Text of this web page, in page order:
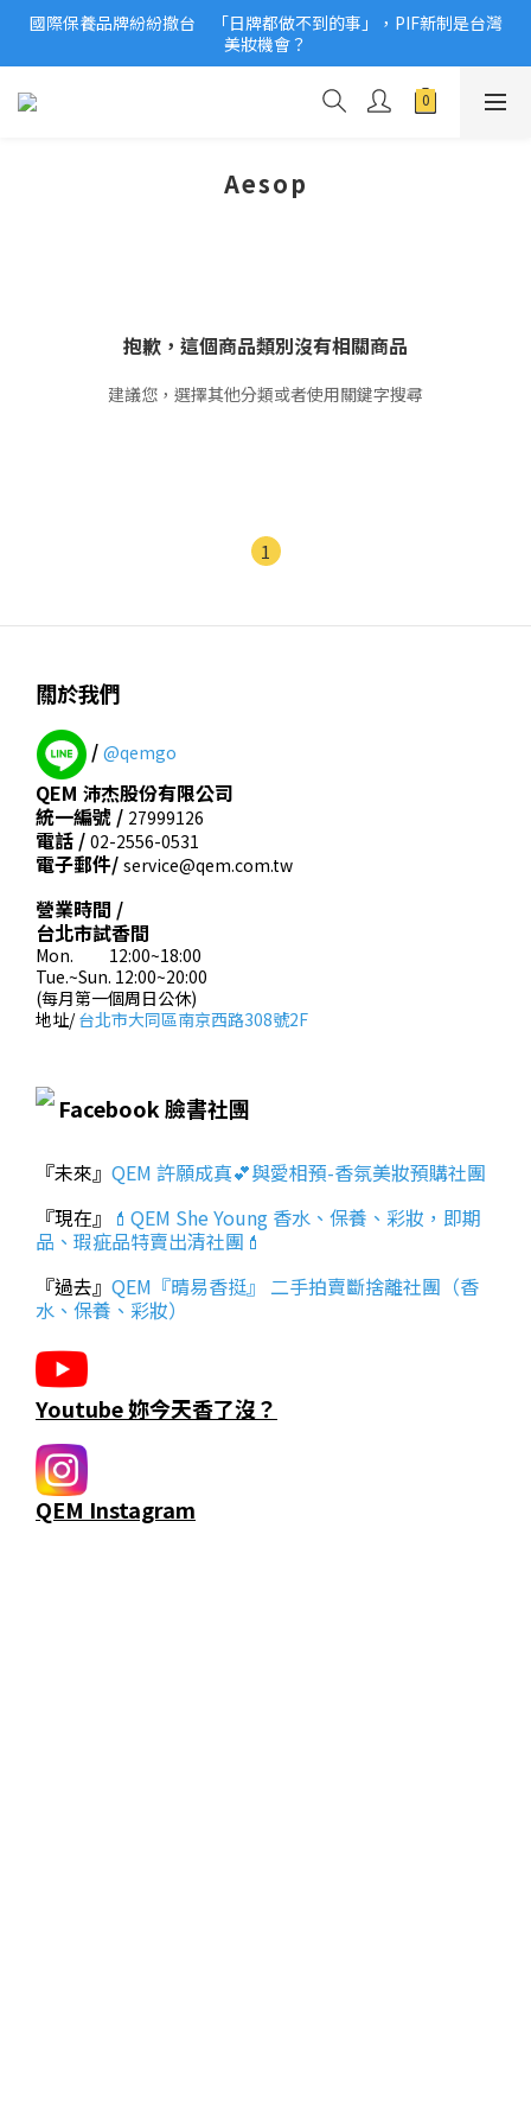
2026美妝小樣、試用品變少？PIF化妝品身分證7月上路！消費者
必懂5觀念
國際保養品牌紛紛撤台　「日牌都做不到的事」，PIF新制是台灣
美妝機會？
2026美妝小樣、試用品變少？PIF化妝品身分證7月上路！消費者
Aesop
抱歉，這個商品類別沒有相關商品
建議您，選擇其他分類或者使用關鍵字搜尋
1
關於我們
/ @qemgo
QEM 沛杰股份有限公司
統一編號 / 27999126
電話 / 02-2556-0531
電子郵件/ service@qem.com.tw
營業時間 /
台北市試香間
Mon. 12:00~18:00
Tue.~Sun. 12:00~20:00
(每月第一個周日公休)
地址/台北市大同區南京西路308號2F
Facebook 臉書社團
『未來』 QEM 許願成真💕與愛相預-香氛美妝預購社團
『現在』 💄QEM She Young 香水、保養、彩妝，即期
品、瑕疵品特賣出清社團💄
『過去』 QEM『晴易香挺』 二手拍賣斷捨離社團（香
水、保養、彩妝）
Youtube 妳今天香了沒？
QEM Instagram